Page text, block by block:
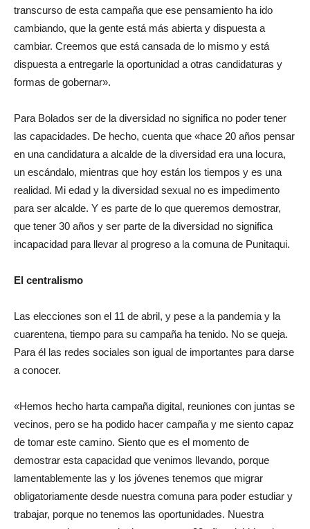
transcurso de esta campaña que ese pensamiento ha ido
cambiando, que la gente está más abierta y dispuesta a
cambiar. Creemos que está cansada de lo mismo y está
dispuesta a entregarle la oportunidad a otras candidaturas y
formas de gobernar».
Para Bolados ser de la diversidad no significa no poder tener
las capacidades. De hecho, cuenta que «hace 20 años pensar
en una candidatura a alcalde de la diversidad era una locura,
un escándalo, mientras que hoy están los tiempos y es una
realidad. Mi edad y la diversidad sexual no es impedimento
para ser alcalde. Y es parte de lo que queremos demostrar,
que tener 30 años y ser parte de la diversidad no significa
incapacidad para llevar al progreso a la comuna de Punitaqui.
El centralismo
Las elecciones son el 11 de abril, y pese a la pandemia y la
cuarentena, tiempo para su campaña ha tenido. No se queja.
Para él las redes sociales son igual de importantes para darse
a conocer.
«Hemos hecho harta campaña digital, reuniones con juntas se
vecinos, pero se ha podido hacer campaña y me siento capaz
de tomar este camino. Siento que es el momento de
demostrar esta capacidad que venimos llevando, porque
lamentablemente las y los jóvenes tenemos que migrar
obligatoriamente desde nuestra comuna para poder estudiar y
trabajar, porque no tenemos las oportunidades. Nuestra